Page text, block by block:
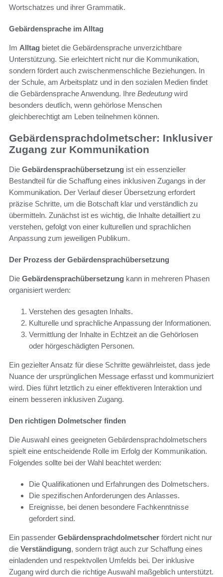
Wortschatzes und ihrer Grammatik.
Gebärdensprache im Alltag
Im Alltag bietet die Gebärdensprache unverzichtbare
Unterstützung. Sie erleichtert nicht nur die Kommunikation,
sondern fördert auch zwischenmenschliche Beziehungen. In
der Schule, am Arbeitsplatz und in den sozialen Medien findet
die Gebärdensprache Anwendung. Ihre Bedeutung wird
besonders deutlich, wenn gehörlose Menschen
gleichberechtigt am Leben teilnehmen können.
Gebärdensprachdolmetscher: Inklusiver
Zugang zur Kommunikation
Die Gebärdensprachübersetzung ist ein essenzieller
Bestandteil für die Schaffung eines inklusiven Zugangs in der
Kommunikation. Der Verlauf dieser Übersetzung erfordert
präzise Schritte, um die Botschaft klar und verständlich zu
übermitteln. Zunächst ist es wichtig, die Inhalte detailliert zu
verstehen, gefolgt von einer kulturellen und sprachlichen
Anpassung zum jeweiligen Publikum.
Der Prozess der Gebärdensprachübersetzung
Die Gebärdensprachübersetzung kann in mehreren Phasen
organisiert werden:
Verstehen des gesagten Inhalts.
Kulturelle und sprachliche Anpassung der Informationen.
Vermittlung der Inhalte in Echtzeit an die Gehörlosen
oder hörgeschädigten Personen.
Ein gezielter Ansatz für diese Schritte gewährleistet, dass jede
Nuance der ursprünglichen Message erfasst und kommuniziert
wird. Dies führt letztlich zu einer effektiveren Interaktion und
einem besseren inklusiven Zugang.
Den richtigen Dolmetscher finden
Die Auswahl eines geeigneten Gebärdensprachdolmetschers
spielt eine entscheidende Rolle im Erfolg der Kommunikation.
Folgendes sollte bei der Wahl beachtet werden:
Die Qualifikationen und Erfahrungen des Dolmetschers.
Die spezifischen Anforderungen des Anlasses.
Ereignisse, bei denen besondere Fachkenntnisse
gefordert sind.
Ein passender Gebärdensprachdolmetscher fördert nicht nur
die Verständigung, sondern trägt auch zur Schaffung eines
einladenden und respektvollen Umfelds bei. Der inklusive
Zugang wird durch die richtige Auswahl maßgeblich unterstützt.